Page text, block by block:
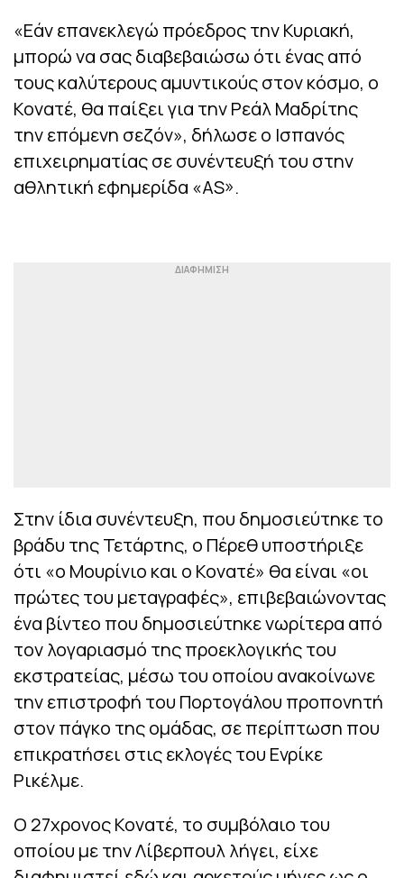
«Εάν επανεκλεγώ πρόεδρος την Κυριακή,
μπορώ να σας διαβεβαιώσω ότι ένας από
τους καλύτερους αμυντικούς στον κόσμο, ο
Κονατέ, θα παίξει για την Ρεάλ Μαδρίτης
την επόμενη σεζόν», δήλωσε ο Ισπανός
επιχειρηματίας σε συνέντευξή του στην
αθλητική εφημερίδα «AS».
Στην ίδια συνέντευξη, που δημοσιεύτηκε το
βράδυ της Τετάρτης, ο Πέρεθ υποστήριξε
ότι «ο Μουρίνιο και ο Κονατέ» θα είναι «οι
πρώτες του μεταγραφές», επιβεβαιώνοντας
ένα βίντεο που δημοσιεύτηκε νωρίτερα από
τον λογαριασμό της προεκλογικής του
εκστρατείας, μέσω του οποίου ανακοίνωνε
την επιστροφή του Πορτογάλου προπονητή
στον πάγκο της ομάδας, σε περίπτωση που
επικρατήσει στις εκλογές του Ενρίκε
Ρικέλμε.
Ο 27χρονος Κονατέ, το συμβόλαιο του
οποίου με την Λίβερπουλ λήγει, είχε